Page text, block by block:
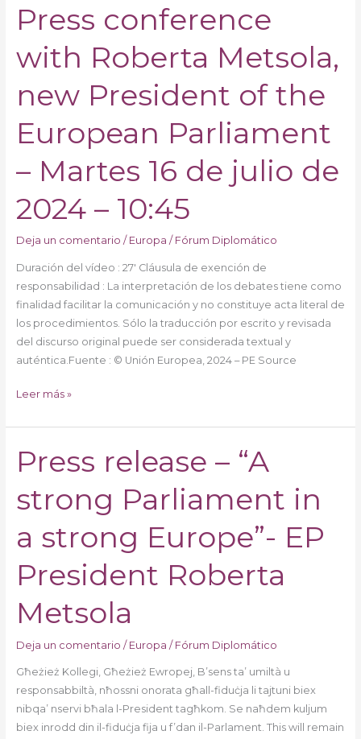
Press conference
with Roberta Metsola,
new President of the
European Parliament
– Martes 16 de julio de
2024 – 10:45
Deja un comentario / Europa / Fórum Diplomático
Duración del vídeo : 27′ Cláusula de exención de
responsabilidad : La interpretación de los debates tiene como
finalidad facilitar la comunicación y no constituye acta literal de
los procedimientos. Sólo la traducción por escrito y revisada
del discurso original puede ser considerada textual y
auténtica.Fuente : © Unión Europea, 2024 – PE Source
otro
acto
Press
with
Metsola,
President
the
Parliament
–
Martes
16
de
julio
de
–Leer más »
Press release – “A
strong Parliament in
a strong Europe”- EP
President Roberta
Metsola
Deja un comentario / Europa / Fórum Diplomático
Għeżież Kollegi, Għeżież Ewropej, B’sens ta’ umiltà u
responsabbiltà, nħossni onorata għall-fiduċja li tajtuni biex
nibqa’ nservi bħala l-President tagħkom. Se naħdem kuljum
biex inrodd din il-fiduċja fija u f’dan il-Parlament. This will remain
Press
release
“A
Parliament
in
a
Europe”-
President
Roberta
Metsola